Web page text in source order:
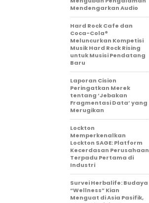
Mendengarkan Audio
Hard Rock Cafe dan
Coca-Cola®
Meluncurkan Kompetisi
Musik Hard Rock Rising
untuk Musisi Pendatang
Baru
Laporan Cision
Peringatkan Merek
tentang ‘Jebakan
Fragmentasi Data’ yang
Merugikan
Lockton
Memperkenalkan
Lockton SAGE: Platform
Kecerdasan Perusahaan
Terpadu Pertama di
Industri
Survei Herbalife: Budaya
“Wellness” Kian
Menguat di Asia Pasifik,